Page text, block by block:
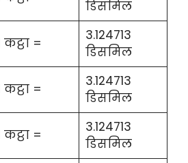
डिसमिल
कट्ठा =
3.124713
डिसमिल
कट्ठा =
3.124713
डिसमिल
कट्ठा =
3.124713
डिसमिल